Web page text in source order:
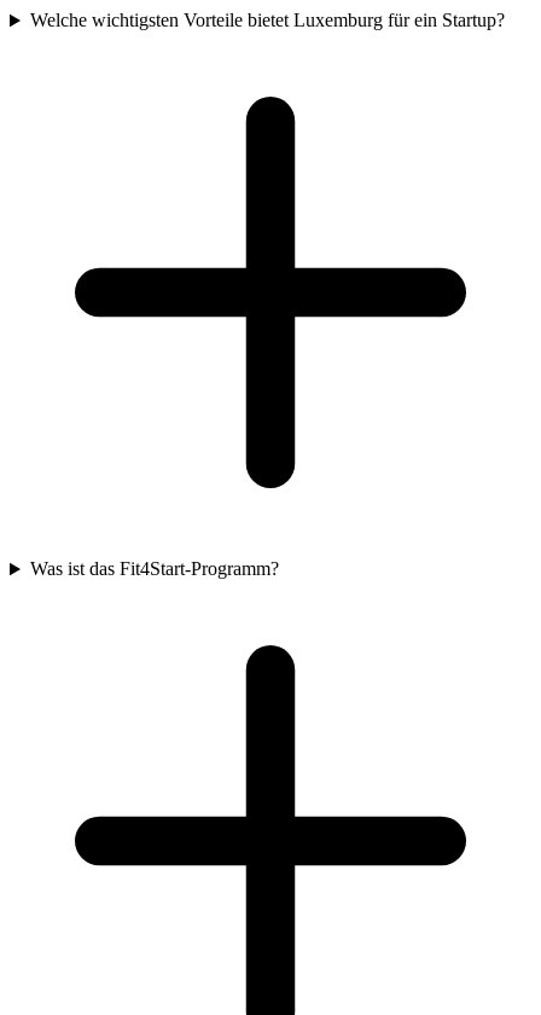
Welche wichtigsten Vorteile bietet Luxemburg für ein Startup?
Was ist das Fit4Start-Programm?